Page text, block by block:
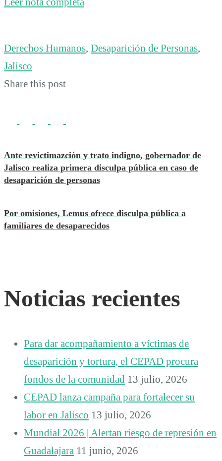
Derechos Humanos, Desaparición de Personas,
Jalisco
Share this post
Ante revictimazción y trato indigno, gobernador de
Jalisco realiza primera disculpa pública en caso de
desaparición de personas
Por omisiones, Lemus ofrece disculpa pública a
familiares de desaparecidos
Noticias recientes
Para dar acompañamiento a víctimas de
desaparición y tortura, el CEPAD procura
fondos de la comunidad 13 julio, 2026
CEPAD lanza campaña para fortalecer su
labor en Jalisco 13 julio, 2026
Mundial 2026 | Alertan riesgo de represión en
Guadalajara 11 junio, 2026